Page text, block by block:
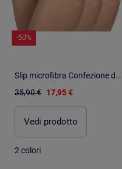
-50%
Slip microfibra Confezione da 3 Donna
35,90 € 17,95 €
Vedi prodotto
2 colori